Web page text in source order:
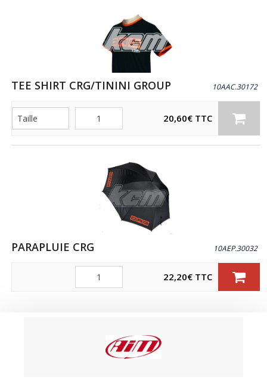
TEE SHIRT CRG/TININI GROUP 10AAC.30172
Quantité 20,60€ TTC
PARAPLUIE CRG 10AEP.30032
Quantité 22,20€ TTC